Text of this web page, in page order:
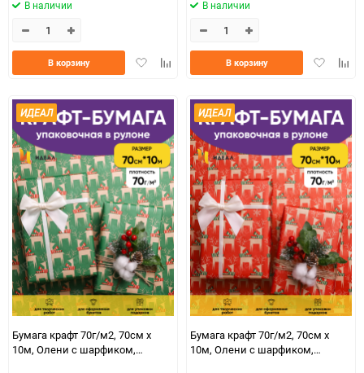
В наличии
ДобавитьДобавить
В корзину
В наличии
Добавить
В корзину
ИДЕАЛ
Бумага крафт 70г/м2, 70см x
10м, Олени с шарфиком,
ИДЕАЛ
Бумага крафт 70г/м2, 70см x
10м, Олени с шарфиком,